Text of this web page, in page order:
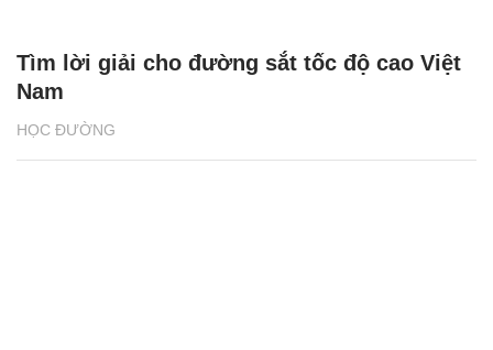
HỌC ĐƯỜNG
Tìm lời giải cho đường sắt tốc độ cao Việt
Nam